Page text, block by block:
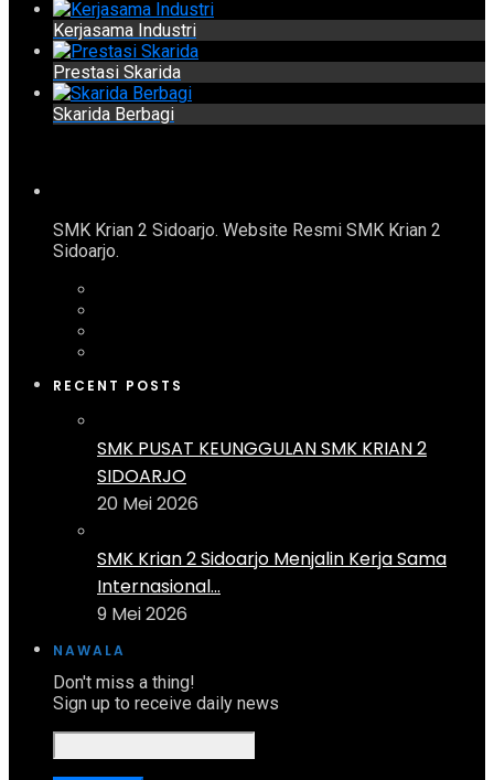
Kerjasama Industri
Prestasi Skarida
Skarida Berbagi
SMK Krian 2 Sidoarjo. Website Resmi SMK Krian 2
Sidoarjo.
RECENT POSTS
SMK PUSAT KEUNGGULAN SMK KRIAN 2
SIDOARJO
20 Mei 2026
SMK Krian 2 Sidoarjo Menjalin Kerja Sama
Internasional...
9 Mei 2026
NAWALA
Don't miss a thing!
Sign up to receive daily news